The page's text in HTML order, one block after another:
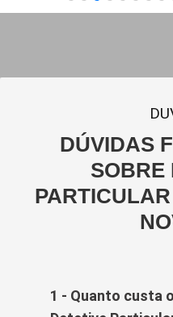
DÚVIDAS
SOBRE
1 - Quanto custa